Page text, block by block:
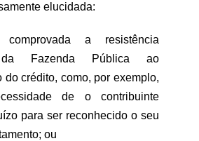
elucidada:
a resistência
da Fazenda Pública ao
do crédito, como, por exemplo,
de o contribuinte
para ser reconhecido o seu
ou